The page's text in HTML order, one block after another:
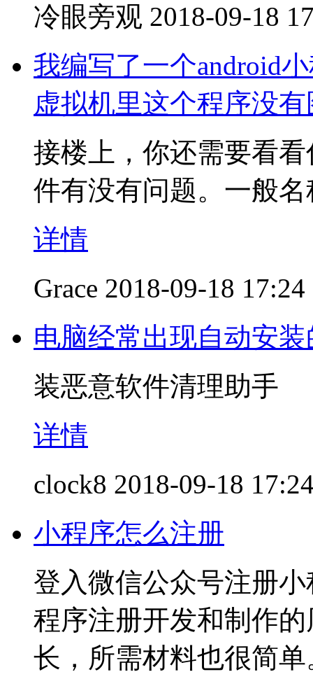
冷眼旁观 2018-09-18
我编写了一个android
虚拟机里这个程序没
接楼上，你还需要看
件有没有问题。一般名
详情
Grace 2018-09-18 17:24
电脑经常出现自动安
装恶意软件清理助手
详情
clock8 2018-09-18
小程序怎么注册
登入微信公众号注册
程序注册开发和制作
长，所需材料也很简